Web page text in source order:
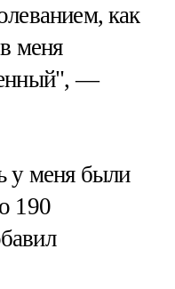
как
меня
—
у меня были
190